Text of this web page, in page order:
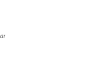
ImmaginiProdottiP/chiesa-